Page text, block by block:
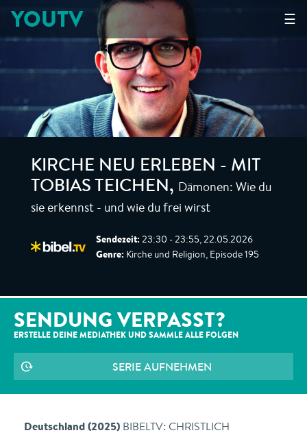
☰
YOUTV
KIRCHE NEU ERLEBEN - MIT
TOBIAS TEICHEN, Dämonen: Wie du
sie erkennst - und wie du frei wirst
Sendezeit: 23:30 - 23:55, 22.05.2026
Genre: Kirche und Religion, Episode 195
SENDUNG VERPASST?
ERSTELLE DEINE MEDIATHEK UND SAMMLE ALLE FOLGEN
SERIE AUFNEHMEN
Deutschland (2025) BIBELTV: CHRISTLICH